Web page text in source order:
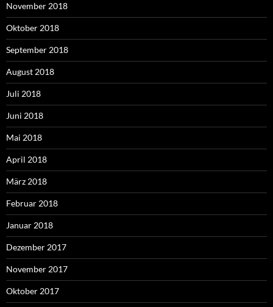
November 2018
Oktober 2018
September 2018
August 2018
Juli 2018
Juni 2018
Mai 2018
April 2018
März 2018
Februar 2018
Januar 2018
Dezember 2017
November 2017
Oktober 2017